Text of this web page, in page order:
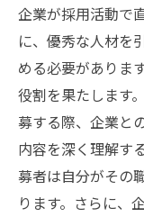
企業が採用活動で
に、優秀な人材を
める必要がありま
役割を果たします
募する際、企業と
内容を深く理解す
募者は自分がその
ります。さらに、